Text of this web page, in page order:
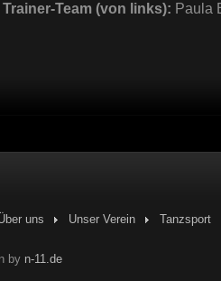
Team (von links): Paula
uns Unser Verein Tanzsport
by n-11.de